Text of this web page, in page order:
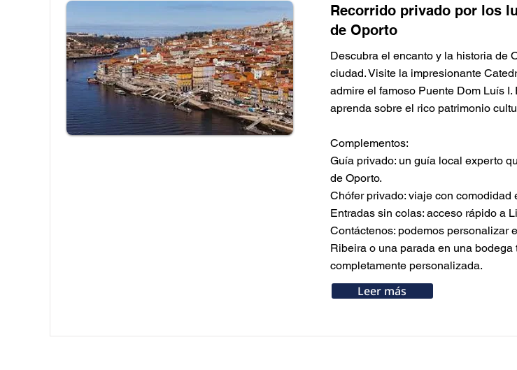
Button
Button
Button
Button
Button
Button
Button
Button
Recorrido privado por los
de Oporto
Descubra el encanto y la historia de
ciudad. Visite la impresionante
admire el famoso Puente Dom Luís
aprenda sobre el rico patrimonio
Complementos:
Guía privado: un guía local experto
de Oporto.
Chófer privado: viaje con comodidad
Entradas sin colas: acceso rápido a
Contáctenos: podemos personalizar
Ribeira o una parada en una
completamente personalizada.
Leer más